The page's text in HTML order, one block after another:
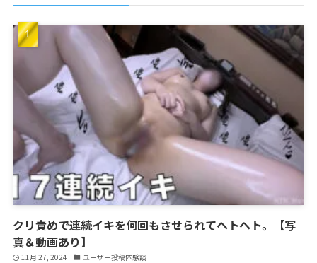
クリ責めで連続イキを何回もさせられてヘトヘト。【写
真＆動画あり】
11月 27, 2024 ユーザー投稿体験談